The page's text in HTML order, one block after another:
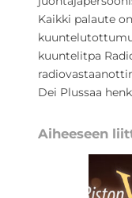
Kaikki palaute
kuuntelitpa
Dei Plussaa
Aiheeseen